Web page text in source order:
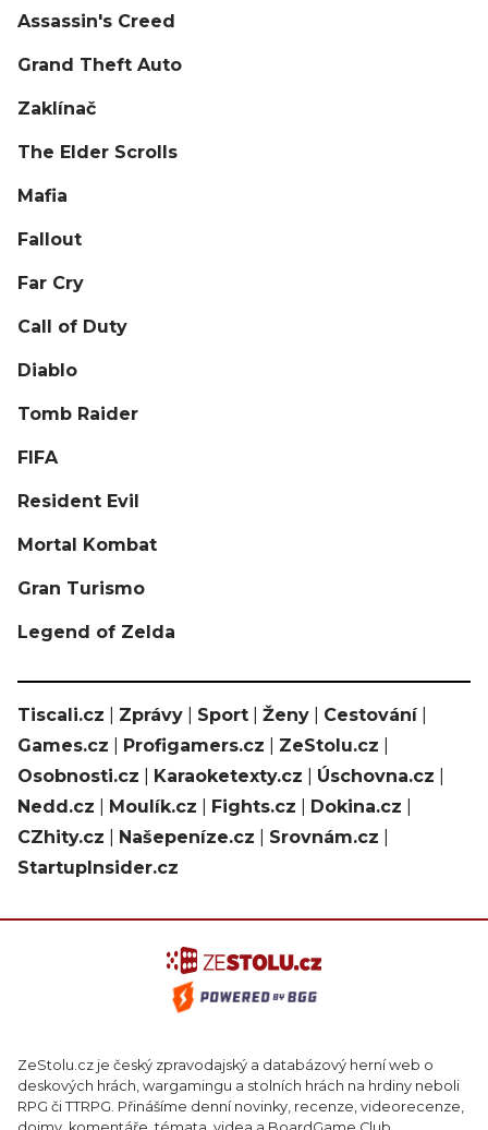
Assassin's Creed
Grand Theft Auto
Zaklínač
The Elder Scrolls
Mafia
Fallout
Far Cry
Call of Duty
Diablo
Tomb Raider
FIFA
Resident Evil
Mortal Kombat
Gran Turismo
Legend of Zelda
Tiscali.cz Zprávy Sport Ženy Cestování|
Games.cz
Profigamers.cz ZeStolu.cz
Osobnosti.cz
Karaoketexty.cz Úschovna.cz
Nedd.cz
Moulík.cz Fights.cz Dokina.cz
CZhity.cz
Našepeníze.cz Srovnám.cz
StartupInsider.cz
ZeStolu.cz je český zpravodajský a databázový herní web o
deskových hrách, wargamingu a stolních hrách na hrdiny neboli
RPG či TTRPG. Přinášíme denní novinky, recenze, videorecenze,